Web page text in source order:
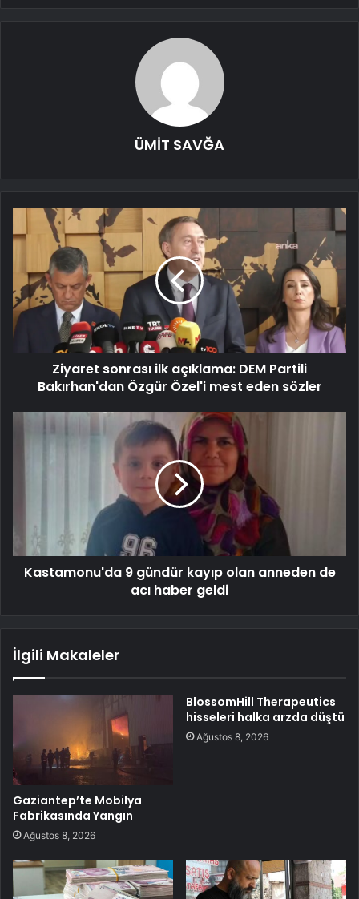
ÜMİT SAVĞA
Ziyaret sonrası ilk açıklama: DEM Partili
Bakırhan'dan Özgür Özel'i mest eden sözler
Kastamonu'da 9 gündür kayıp olan anneden de
acı haber geldi
İlgili Makaleler
Gaziantep’te Mobilya
Fabrikasında Yangın
Ağustos 8, 2026
BlossomHill Therapeutics
hisseleri halka arzda düştü
Ağustos 8, 2026